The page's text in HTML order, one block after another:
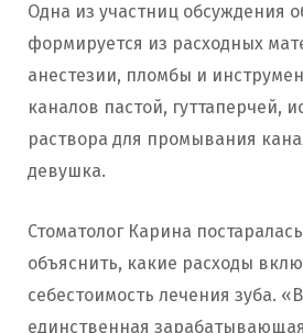
Одна из участниц обсуждения
формируется из расходных
анестезии, пломбы и
каналов пастой, гуттаперчей,
раствора для промывания
девушка.
Стоматолог Карина
объяснить, какие расходы
себестоимость лечения зуба.
единственная